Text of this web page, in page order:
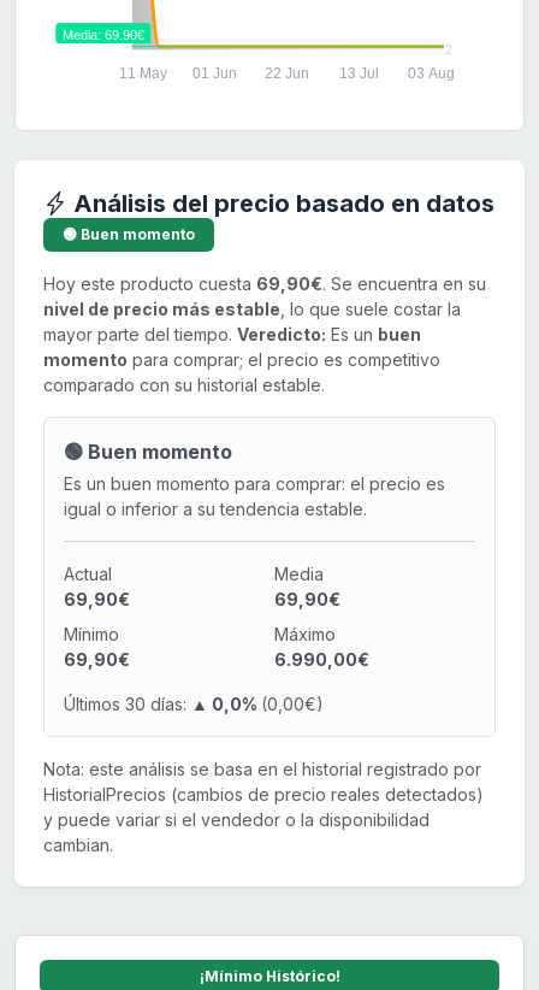
2
11 May 01 Jun 22 Jun 13 Jul 03 Aug
Media: 69.90€
Análisis del precio basado en datos
🟢 Buen momento
Hoy este producto cuesta 69,90€. Se encuentra en su
nivel de precio más estable , lo que suele costar la
mayor parte del tiempo. Veredicto: Es un buen
momento para comprar; el precio es competitivo
comparado con su historial estable.
🟢 Buen momento
Es un buen momento para comprar: el precio es
igual o inferior a su tendencia estable.
Actual
69,90€
Media
69,90€
Mínimo
69,90€
Máximo
6.990,00€
Últimos 30 días: ▲ 0,0% (0,00€)
Nota: este análisis se basa en el historial registrado por
HistorialPrecios (cambios de precio reales detectados)
y puede variar si el vendedor o la disponibilidad
cambian.
¡Mínimo Histórico!